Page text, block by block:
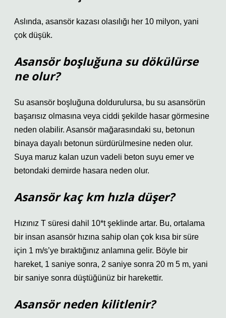
Aslında, asansör kazası olasılığı her 10 milyon, yani
çok düşük.
Asansör boşluğuna su dökülürse
ne olur?
Su asansör boşluğuna doldurulursa, bu su asansörün
başarısız olmasına veya ciddi şekilde hasar görmesine
neden olabilir. Asansör mağarasındaki su, betonun
binaya dayalı betonun sürdürülmesine neden olur.
Suya maruz kalan uzun vadeli beton suyu emer ve
betondaki demirde hasara neden olur.
Asansör kaç km hızla düşer?
Hızınız T süresi dahil 10*t şeklinde artar. Bu, ortalama
bir insan asansör hızına sahip olan çok kısa bir süre
için 1 m/s’ye bıraktığınız anlamına gelir. Böyle bir
hareket, 1 saniye sonra, 2 saniye sonra 20 m 5 m, yani
bir saniye sonra düştüğünüz bir harekettir.
Asansör neden kilitlenir?